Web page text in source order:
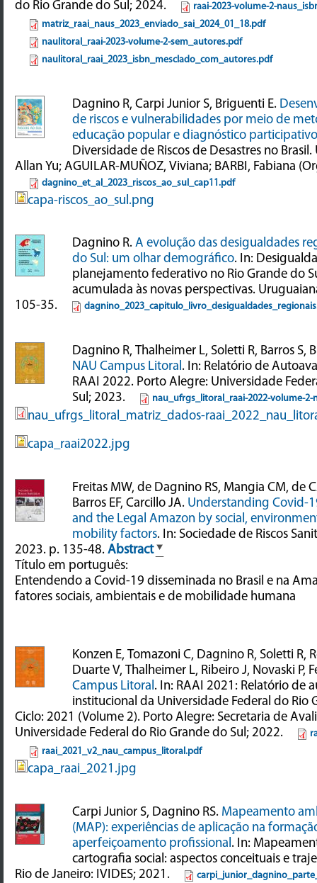
do Rio Grande do Sul; 2024.
raai-2023-volume-2-
matriz_raai_naus_2023_enviado_sai_2024_01_18.pdf
naulitoral_raai-2023-volume-2-sem_autores.pdf
naulitoral_raai_2023_isbn_mesclado_com_autores.pdf
Dagnino R, Carpi Junior S, Briguenti E.
de riscos e vulnerabilidades por meio de
educação popular e diagnóstico participativo
Diversidade de Riscos de Desastres no
Allan Yu; AGUILAR-MUÑOZ, Viviana; BARBI, Fabiana
dagnino_et_al_2023_riscos_ao_sul_cap11.pdf
capa-riscos_ao_sul.png
Dagnino R.A evolução das desigualdades
do Sul: um olhar demográfico. In:
planejamento federativo no Rio Grande do
acumulada às novas perspectivas.
105-35.
Dagnino R, Thalheimer L, Soletti R, Barros S,
NAU Campus Litoral . In: Relatório de
RAAI 2022. Porto Alegre: Universidade
Sul; 2023.
nau_ufrgs_litoral_raai-2022-volume-2-
nau_ufrgs_litoral_matriz_dados-
capa_raai2022.jpg
Freitas MW, de Dagnino RS, Mangia CM, de
Barros EF, Carcillo JA. Understanding Covid-
and the Legal Amazon by social,
mobility factors. In: Sociedade de Riscos
2023. p. 135-48.Abstract
Título em português:
Entendendo a Covid-19 disseminada no Brasil e na
fatores sociais, ambientais e de mobilidade humana
Konzen E, Tomazoni C, Dagnino R, Soletti R,
Duarte V, Thalheimer L, Ribeiro J, Novaski P,
Campus Litoral . In: RAAI 2021: Relatório de
institucional da Universidade Federal do Rio
Ciclo: 2021 (Volume 2). Porto Alegre: Secretaria de
Universidade Federal do Rio Grande do Sul; 2022.
raai_2021_v2_nau_campus_litoral.pdf
capa_raai_2021.jpg
Carpi Junior S, Dagnino RS. Mapeamento
(MAP): experiências de aplicação na
aperfeiçoamento profissional. In:
cartografia social: aspectos conceituais e
Rio de Janeiro: IVIDES; 2021.